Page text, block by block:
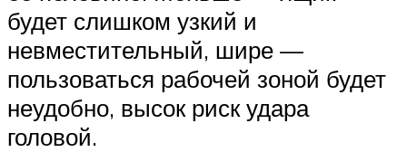
будет слишком узкий и
невместительный, шире —
пользоваться рабочей зоной будет
неудобно, высок риск удара
головой.